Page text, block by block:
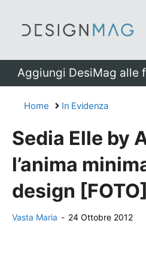
Aggiungi DesiMag alle
Home In Evidenza
Sedia Elle by
l’anima
design [FOTO]
Vasta Maria - 24 Ottobre 2012